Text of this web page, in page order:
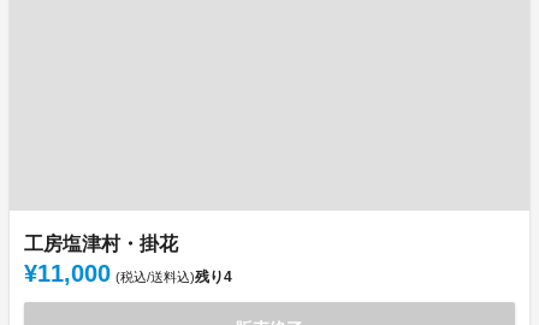
工房塩津村・掛花
¥11,000 (税込/送料込)残り4